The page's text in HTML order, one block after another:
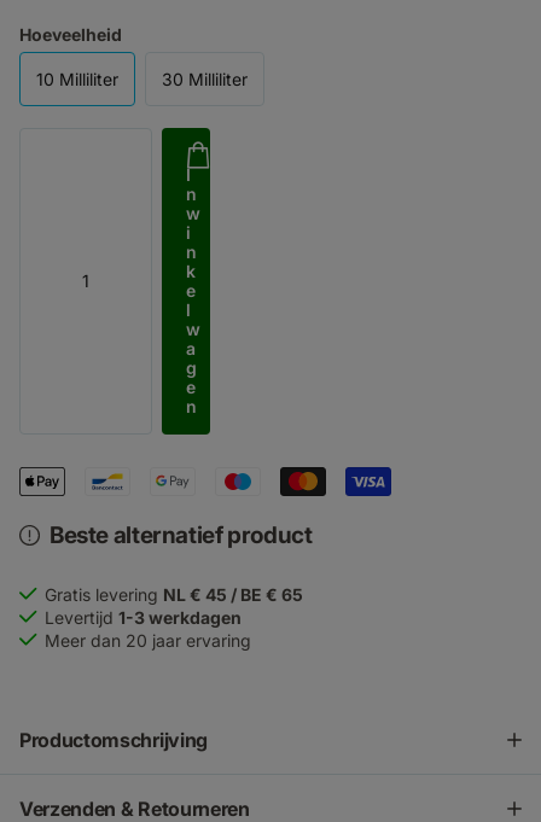
Hoeveelheid
10 Milliliter 30 Milliliter
I
n
w
i
n
k
e
l
w
a
g
e
n
Beste alternatief product
Gratis levering NL € 45 / BE € 65
Levertijd 1-3 werkdagen
Meer dan 20 jaar ervaring
Productomschrijving
Verzenden & Retourneren